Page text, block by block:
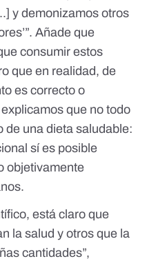
y demonizamos otros
Añade que
consumir estos
que en realidad, de
es correcto o
que no todo
de una dieta saludable:
sí es posible
objetivamente
está claro que
la salud y otros que la
cantidades”,